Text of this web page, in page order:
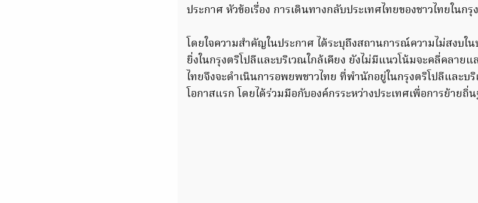
ประกาศ หัวข้อเรื่อง การเดินทางกลับประเทศไทยของชาวไทยในก
โดยใจความสำคัญในประกาศ ได้ระบุถึงสถานการณ์ความไม่สงบใ
ยิ่งในกรุงตริโปลีและบริเวณใกล้เคียง ยังไม่มีแนวโน้มจะคลี่คลาย
ไทยจึงจะดำเนินการอพยพชาวไทย ที่พำนักอยู่ในกรุงตริโปลีและบ
โอกาสแรก โดยได้ร่วมมือกับองค์กรระหว่างประเทศเพื่อการย้ายถิ่